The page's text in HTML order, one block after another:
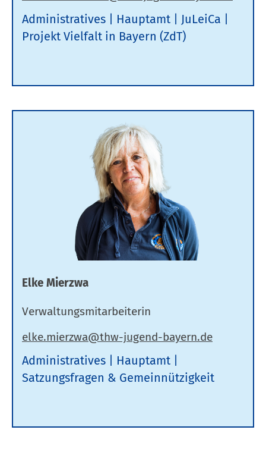
Administratives Hauptamt
JuLeiCa
Projekt Vielfalt in Bayern (ZdT)
Elke Mierzwa
Verwaltungsmitarbeiterin
Administratives
Hauptamt
Satzungsfragen & Gemeinnützigkeit